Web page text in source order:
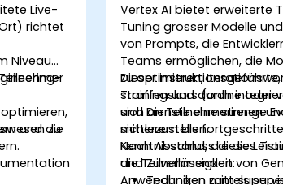
Live-
richtet
Niveau
und die
zu
Vertex AI bietet erweiterte
Tuning grosser Modelle
von Prompts, die
Teams ermöglichen, die
zu optimieren,
straffen und durch
und Dienste eine strenge
sicherzustellen.
Dieser
Trainingskurs (online oder
sich an Teilnehmerinnen
mittlerem bis
Kenntnisstand, die die
und Zuverlässigkeit von
Anwendungen mittels
Nach Abschluss dieses
die Teilnehmenden:
Techniken zum